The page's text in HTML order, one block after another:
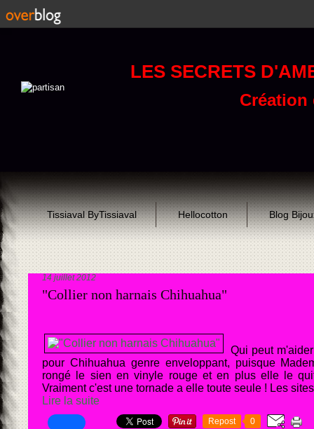
LES SECRETS
Création
Tissiaval ByTissiaval Hellocotton Blog
14 juillet 2012
"Collier non harnais Chihuahua"
Qui peut
pour Chihuahua genre enveloppant, puisque
rongé le sien en vinyle rouge et en plus elle le
Vraiment c'est une tornade a elle toute seule ! Les
Lire la suite
Repost 0